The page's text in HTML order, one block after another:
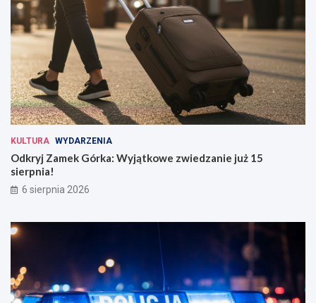
KULTURA WYDARZENIA
Odkryj Zamek Górka: Wyjątkowe zwiedzanie już 15
sierpnia!
6 sierpnia 2026